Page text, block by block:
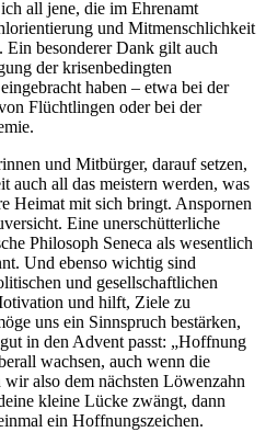
all jene, die im Ehrenamt
und Mitmenschlichkeit
Ein besonderer Dank gilt auch
der krisenbedingten
haben – etwa bei der
Flüchtlingen oder bei der
und Mitbürger, darauf setzen,
auch all das meistern werden, was
Heimat mit sich bringt. Anspornen
Eine unerschütterliche
Philosoph Seneca als wesentlich
Und ebenso wichtig sind
und gesellschaftlichen
und hilft, Ziele zu
uns ein Sinnspruch bestärken,
in den Advent passt: „Hoffnung
wachsen, auch wenn die
also dem nächsten Löwenzahn
kleine Lücke zwängt, dann
ein Hoffnungszeichen.